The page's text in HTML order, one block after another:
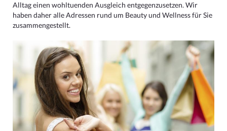
Alltag einen wohltuenden Ausgleich entgegenzusetzen. Wir
haben daher alle Adressen rund um Beauty und Wellness für Sie
zusammengestellt.